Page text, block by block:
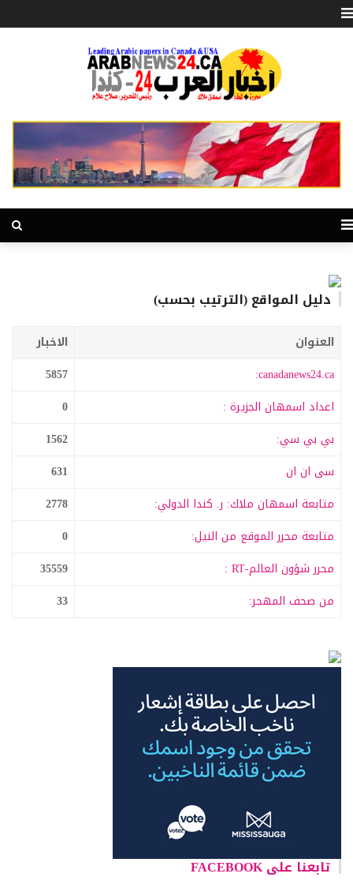
دليل المواقع (الترتيب بحسب)
العنوان
الاخبار
canadanews24.ca:
5857
اعداد اسمهان الجزيرة :
0
بي بي سي:
1562
سى ان ان
631
متابعة اسمهان ملاك: ر. كندا الدولي:
2778
متابعة محرر الموقع من النيل:
0
محرر شؤون العالم-RT :
35559
من صحف المهجر:
33
تابعنا على FACEBOOK